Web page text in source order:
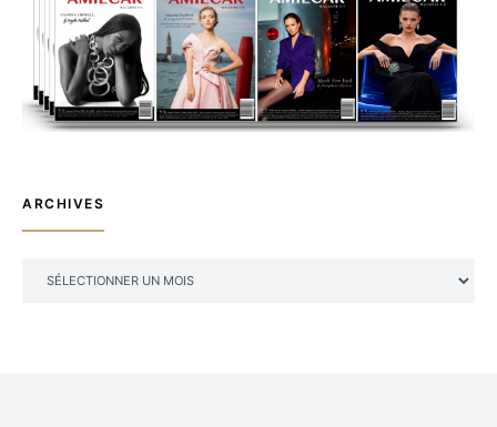
ARCHIVES